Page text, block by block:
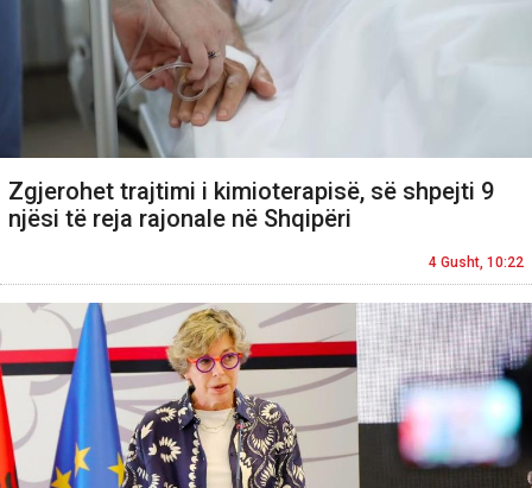
Zgjerohet trajtimi i kimioterapisë, së shpejti 9
njësi të reja rajonale në Shqipëri
4 Gusht, 10:22